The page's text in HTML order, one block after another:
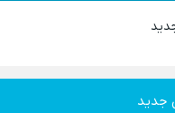
جدید